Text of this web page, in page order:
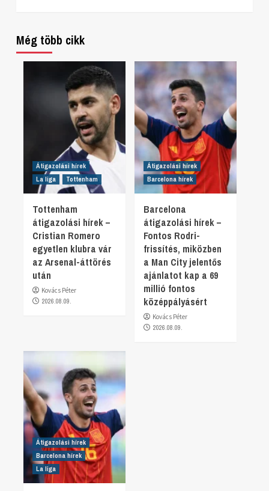
Még több cikk
Átigazolási hírek
La liga
Tottenham
Tottenham
átigazolási hírek –
Cristian Romero
egyetlen klubra vár
az Arsenal-áttörés
után
Kovács Péter
2026.08.09.
Átigazolási hírek
Barcelona hírek
Barcelona
átigazolási hírek –
Fontos Rodri-
frissítés, miközben
a Man City jelentős
ajánlatot kap a 69
millió fontos
középpályásért
Kovács Péter
2026.08.09.
Átigazolási hírek
Barcelona hírek
La liga